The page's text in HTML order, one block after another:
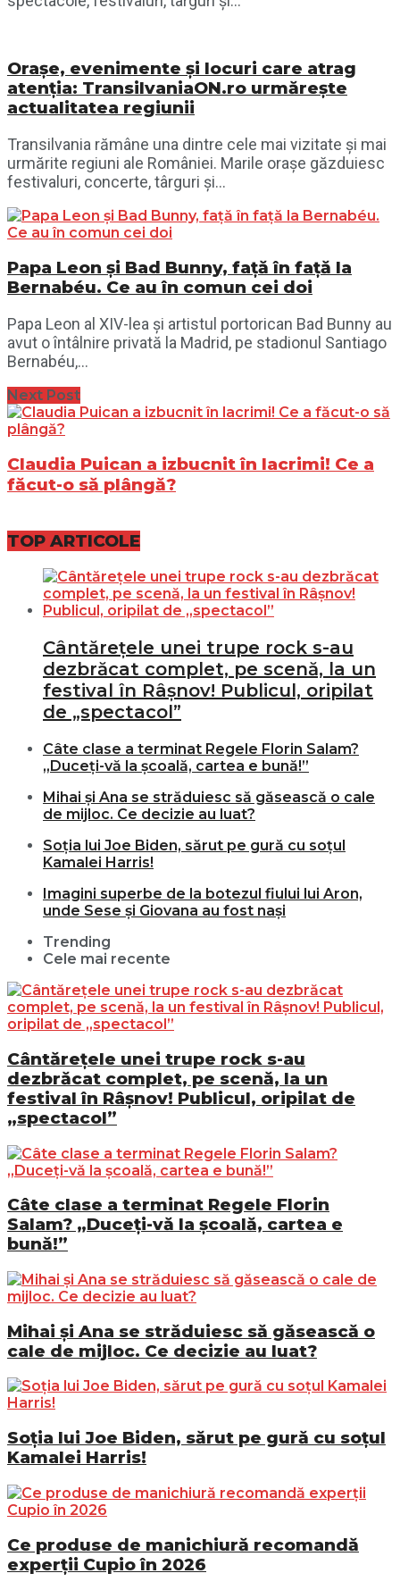
Orașe, evenimente și locuri care atrag
atenția: TransilvaniaON.ro urmărește
actualitatea regiunii
Transilvania rămâne una dintre cele mai vizitate și mai
urmărite regiuni ale României. Marile orașe găzduiesc
festivaluri, concerte, târguri și...
Papa Leon și Bad Bunny, față în față la
Bernabéu. Ce au în comun cei doi
Papa Leon al XIV-lea și artistul portorican Bad Bunny au
avut o întâlnire privată la Madrid, pe stadionul Santiago
Bernabéu,...
Next Post
Claudia Puican a izbucnit în lacrimi! Ce a
făcut-o să plângă?
TOP ARTICOLE
Cântărețele unei trupe rock s-au
dezbrăcat complet, pe scenă, la un
festival în Râșnov! Publicul, oripilat
de „spectacol”
Câte clase a terminat Regele Florin Salam?
„Duceți-vă la școală, cartea e bună!”
Mihai și Ana se străduiesc să găsească o cale
de mijloc. Ce decizie au luat?
Soția lui Joe Biden, sărut pe gură cu soțul
Kamalei Harris!
Imagini superbe de la botezul fiului lui Aron,
unde Sese și Giovana au fost nași
Trending
Cele mai recente
Cântărețele unei trupe rock s-au
dezbrăcat complet, pe scenă, la un
festival în Râșnov! Publicul, oripilat de
„spectacol”
Câte clase a terminat Regele Florin
Salam? „Duceți-vă la școală, cartea e
bună!”
Mihai și Ana se străduiesc să găsească o
cale de mijloc. Ce decizie au luat?
Soția lui Joe Biden, sărut pe gură cu soțul
Kamalei Harris!
Ce produse de manichiură recomandă
experții Cupio în 2026